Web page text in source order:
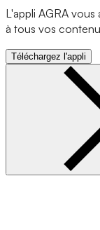
L'appli AGRA
à tous vos
Téléchargez l'appli